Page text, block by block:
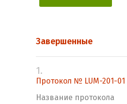
Завершенные
1.
Протокол № LUM-201-01
Название протокола